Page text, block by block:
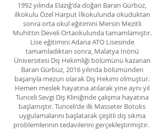
1992 yılında Elazığ'da doğan Baran Gürbüz,
ilkokulu Özel Harput İlkokulunda okuduktan
sonra orta okul eğitimini Mersin Mezitli
Muhittin Develi Ortaokulunda tamamlamıştır.
Lise eğitimini Adana ATO Lisesinde
tamamladıktan sonra, Malatya İnönü
Üniversitesi Diş Hekimliği bölümünü kazanan
Baran Gürbüz, 2016 yılında bölümünden
başarıyla mezun olarak Diş Hekimi olmuştur.
Hemen meslek hayatına atılarak yine aynı yıl
Tunceli Sevgi Diş Kliniğinde çalışma hayatına
başlamıştır. Tunceli'de ilk Masseter Botoks
uygulamalarını başlatarak çeşitli diş sıkma
problemlerinin tedavilerini gerçekleştirmiştir.